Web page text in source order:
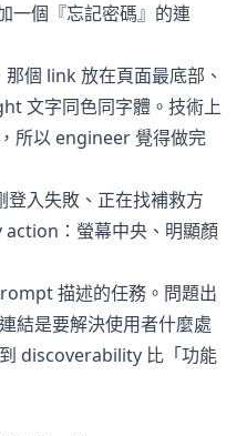
一個『忘記密碼』的連
個 link 放在頁面最底部、
文字同色同字體。技術上
所以 engineer 覺得做完
入失敗、正在找補救方
：螢幕中央、明顯顏
描述的任務。問題出
結是要解決使用者什麼處
discoverability 比「功能